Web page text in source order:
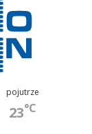
pojutrze
23°C